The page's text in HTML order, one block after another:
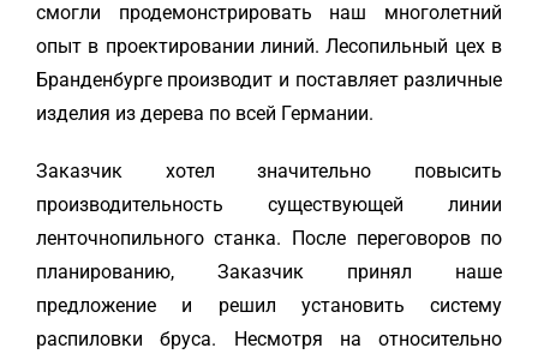
смогли продемонстрировать наш многолетний
опыт в проектировании линий. Лесопильный цех в
Бранденбурге производит и поставляет различные
изделия из дерева по всей Германии.
Заказчик хотел значительно повысить
производительность существующей линии
ленточнопильного станка. После переговоров по
планированию, Заказчик принял наше
предложение и решил установить систему
распиловки бруса. Несмотря на относительно